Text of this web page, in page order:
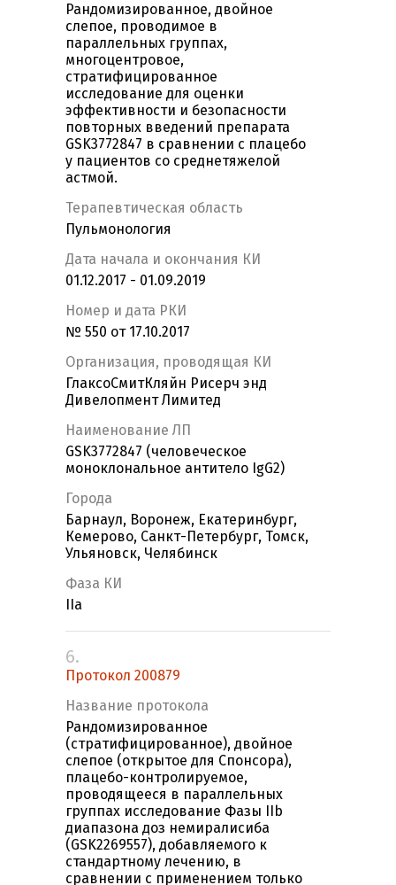
Рандомизированное, двойное
слепое, проводимое в
параллельных группах,
многоцентровое,
стратифицированное
исследование для оценки
эффективности и безопасности
повторных введений препарата
GSK3772847 в сравнении с плацебо
у пациентов со среднетяжелой
астмой.
Терапевтическая область
Пульмонология
Дата начала и окончания КИ
01.12.2017 - 01.09.2019
Номер и дата РКИ
№ 550 от 17.10.2017
Организация, проводящая КИ
ГлаксоСмитКляйн Рисерч энд
Дивелопмент Лимитед
Наименование ЛП
GSK3772847 (человеческое
моноклональное антитело IgG2)
Города
Барнаул, Воронеж, Екатеринбург,
Кемерово, Санкт-Петербург, Томск,
Ульяновск, Челябинск
Фаза КИ
IIa
6.
Протокол 200879
Название протокола
Рандомизированное
(стратифицированное), двойное
слепое (открытое для Спонсора),
плацебо-контролируемое,
проводящееся в параллельных
группах исследование Фазы IIb
диапазона доз немиралисиба
(GSK2269557), добавляемого к
стандартному лечению, в
сравнении с применением только